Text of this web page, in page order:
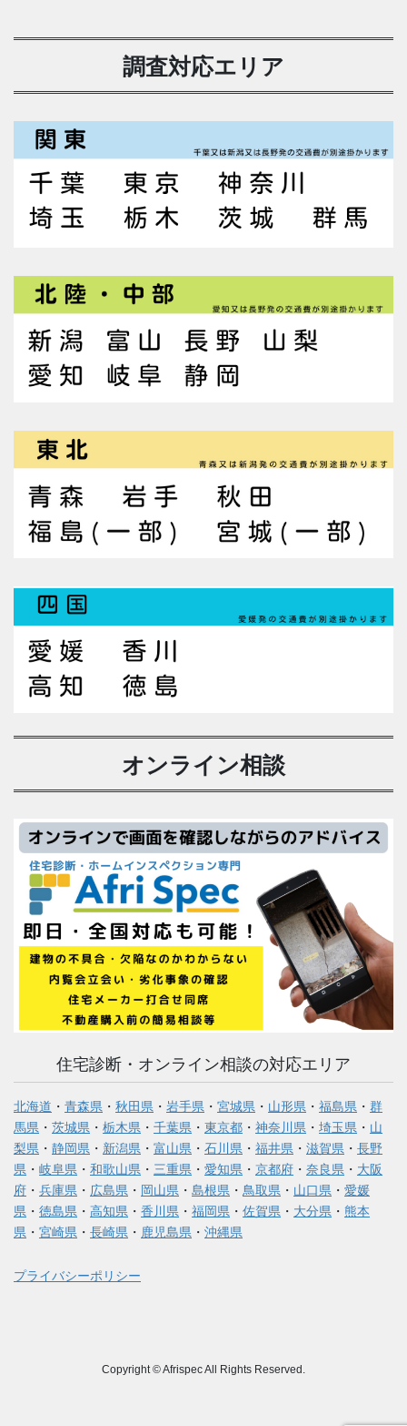
調査対応エリア
オンライン相談
住宅診断・オンライン相談の対応エリア
北海道 ・ 青森県 ・ 秋田県 ・ 岩手県 ・ 宮城県 ・ 山形県 ・ 福島県 ・ 群
馬県 ・ 茨城県 ・ 栃木県 ・ 千葉県 ・ 東京都 ・ 神奈川県 ・ 埼玉県 ・ 山
梨県 ・ 静岡県 ・ 新潟県 ・ 富山県 ・ 石川県 ・ 福井県 ・ 滋賀県 ・ 長野
県 ・ 岐阜県 ・ 和歌山県 ・ 三重県 ・ 愛知県 ・ 京都府 ・ 奈良県 ・ 大阪
府 ・ 兵庫県 ・ 広島県 ・ 岡山県 ・ 島根県 ・ 鳥取県 ・ 山口県 ・ 愛媛
県 ・ 徳島県 ・ 高知県 ・ 香川県 ・ 福岡県 ・ 佐賀県 ・ 大分県 ・ 熊本
県 ・ 宮崎県 ・ 長崎県 ・ 鹿児島県 ・ 沖縄県
プライバシーポリシー
Copyright © Afrispec All Rights Reserved.